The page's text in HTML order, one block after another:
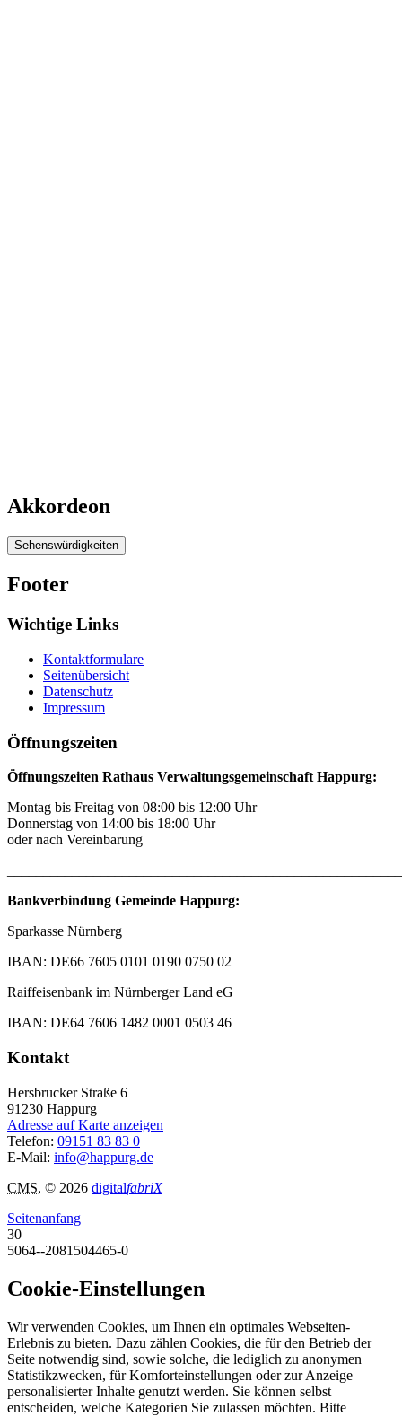
Akkordeon
Sehenswürdigkeiten
Footer
Wichtige Links
Kontaktformulare
Seitenübersicht
Datenschutz
Impressum
Öffnungszeiten
Öffnungszeiten Rathaus Verwaltungsgemeinschaft Happurg:
Montag bis Freitag von 08:00 bis 12:00 Uhr
Donnerstag von 14:00 bis 18:00 Uhr
oder nach Vereinbarung
Bankverbindung Gemeinde Happurg:
Sparkasse Nürnberg
IBAN: DE66 7605 0101 0190 0750 02
Raiffeisenbank im Nürnberger Land eG
IBAN: DE64 7606 1482 0001 0503 46
Kontakt
Hersbrucker Straße 6
91230 Happurg
Adresse auf Karte anzeigen
Telefon: 09151 83 83 0
E-Mail: info@happurg.de
CMS, © 2026 digitalfabriX
Seitenanfang
30
5064--2081504465-0
Cookie-Einstellungen
Wir verwenden Cookies, um Ihnen ein optimales Webseiten-
Erlebnis zu bieten. Dazu zählen Cookies, die für den Betrieb der
Seite notwendig sind, sowie solche, die lediglich zu anonymen
Statistikzwecken, für Komforteinstellungen oder zur Anzeige
personalisierter Inhalte genutzt werden. Sie können selbst
entscheiden, welche Kategorien Sie zulassen möchten. Bitte